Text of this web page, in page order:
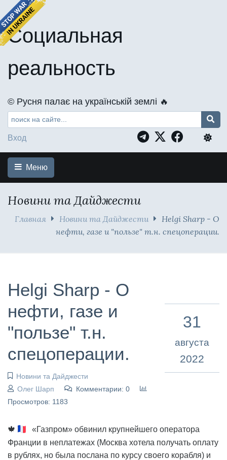
Социальная
реальность
©️ Русня палає на українській землі 🔥
Вход
Меню
Новини та Дайджести
Главная Новини та Дайджести
Helgi Sharp - О
нефти, газе и "пользе" т.н. спецоперации.
Helgi Sharp - О
нефти, газе и
"пользе" т.н.
спецоперации.
Новини та Дайджести
Олег Шарп
Комментарии: 0
Просмотров: 1183
31
августа
2022
🍁
«Газпром» обвинил крупнейшего оператора
Франции в неплатежах (Москва хотела получать оплату
в рублях, но была послана по курсу своего корабля) и